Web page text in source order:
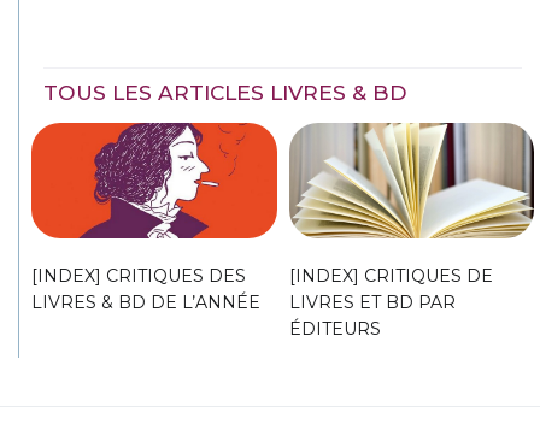
TOUS LES ARTICLES LIVRES & BD
[INDEX] CRITIQUES DES
LIVRES & BD DE L’ANNÉE
[INDEX] CRITIQUES DE
LIVRES ET BD PAR
ÉDITEURS